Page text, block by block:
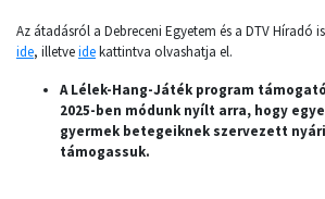
Az átadásról a Debreceni Egyetem és a DTV Híradó
ide, illetveidekattintva olvashatja el.
A Lélek-Hang-Játék program
2025-ben módunk nyílt arra, hogy
gyermek betegeiknek szervezett
támogassuk.